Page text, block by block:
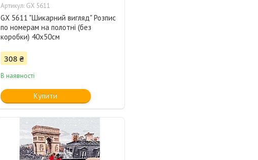
GX 5611
GX 5611 "Шикарний вигляд" Розпис
по номерам на полотні (без
коробки) 40х50см
308 ₴
В наявності
Купити